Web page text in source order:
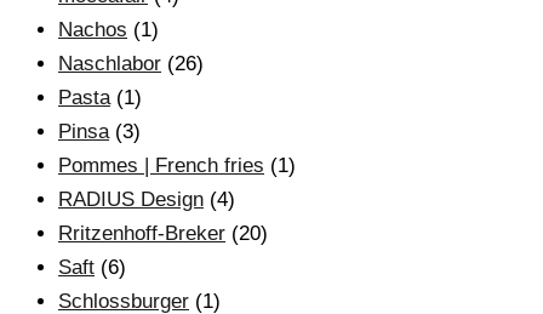
Nachos (1)
Naschlabor (26)
Pasta (1)
Pinsa (3)
Pommes | French fries (1)
RADIUS Design (4)
Rritzenhoff-Breker (20)
Saft (6)
Schlossburger (1)